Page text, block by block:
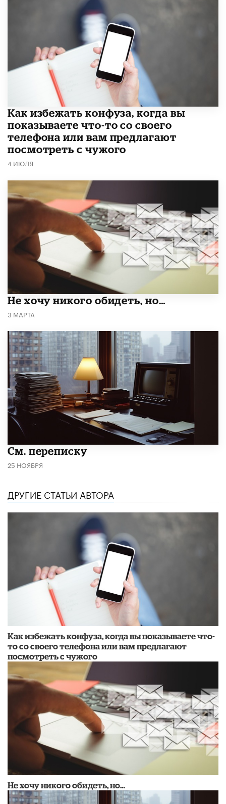
Как избежать конфуза, когда вы
показываете что-то со своего
телефона или вам предлагают
посмотреть с чужого
4 ИЮЛЯ
Не хочу никого обидеть, но…
3 МАРТА
См. переписку
25 НОЯБРЯ
ДРУГИЕ СТАТЬИ АВТОРА
Как избежать конфуза, когда вы показываете что-
то со своего телефона или вам предлагают
посмотреть с чужого
Не хочу никого обидеть, но…